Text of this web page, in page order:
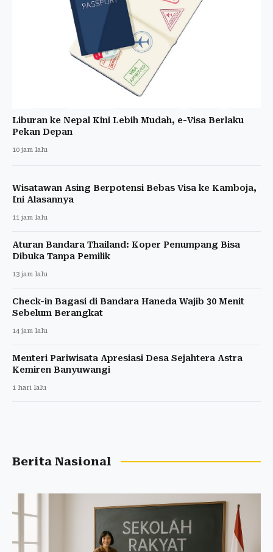
Liburan ke Nepal Kini Lebih Mudah, e-Visa Berlaku
Pekan Depan
10 jam lalu
Wisatawan Asing Berpotensi Bebas Visa ke Kamboja,
Ini Alasannya
11 jam lalu
Aturan Bandara Thailand: Koper Penumpang Bisa
Dibuka Tanpa Pemilik
13 jam lalu
Check-in Bagasi di Bandara Haneda Wajib 30 Menit
Sebelum Berangkat
14 jam lalu
Menteri Pariwisata Apresiasi Desa Sejahtera Astra
Kemiren Banyuwangi
1 hari lalu
Berita Nasional